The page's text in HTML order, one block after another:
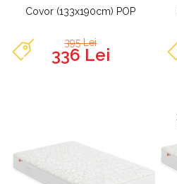
Covor (133x190cm) POP
395 Lei
336 Lei